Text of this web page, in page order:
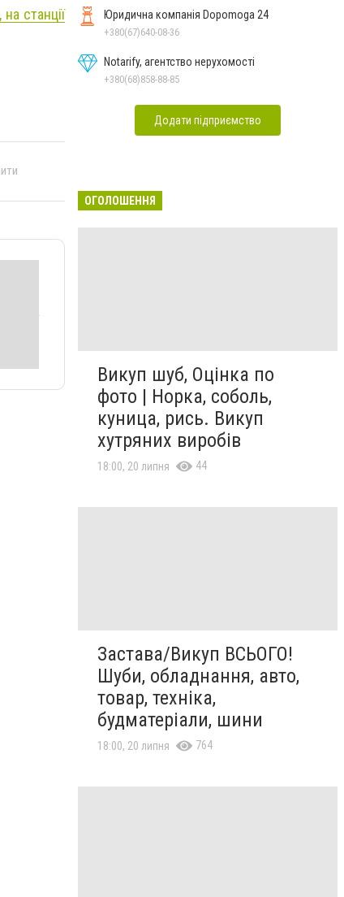
станції
Юридична компанія Dopomoga 24
+380(67)640-08-36
Notarify, агентство нерухомості
+380(68)858-88-85
Додати підприємство
ОГОЛОШЕННЯ
Викуп шуб, Оцінка по
фото | Норка, соболь,
куница, рись. Викуп
хутряних виробів
18:00, 20 липня 44
Застава/Викуп ВСЬОГО!
Шуби, обладнання, авто,
товар, техніка,
будматеріали, шини
18:00, 20 липня 764